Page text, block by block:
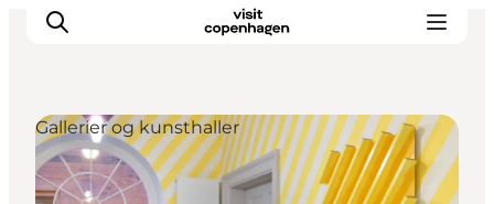
This is Copenhagen
Gallerier og kunsthaller